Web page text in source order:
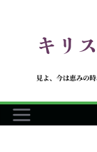
へ
ス